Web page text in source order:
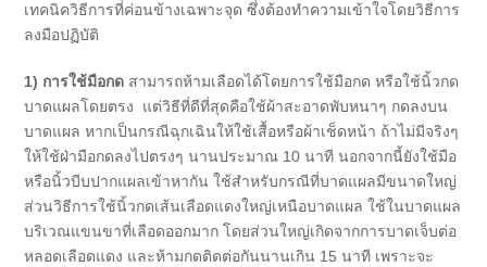
เทคนิควิธีการที่ค่อนข้างเฉพาะจุด ซึ่งต้องทำความเข้าใจโดยวิธีการ
ลงมือปฏิบัติ
1) การใช้มือกด สามารถห้ามเลือดได้โดยการใช้มือกด หรือใช้นิ้วกด
บาดแผลโดยตรง แต่วิธีที่ดีที่สุดคือใช้ผ้าสะอาดพับหนาๆ กดลงบน
บาดแผล หากเป็นกรณีฉุกเฉินให้ใช้เสื้อหรือผ้าเช็ดหน้า ถ้าไม่มีจริงๆ
ให้ใช้ฝ่ามือกดลงไปตรงๆ นานประมาณ 10 นาที นอกจากนี้ยังใช้มือ
หรือนิ้วบีบปากแผลเข้าหากัน ใช้สำหรับกรณีที่บาดแผลมีขนาดใหญ่
ส่วนวิธีการใช้นิ้วกดเส้นเลือดแดงใหญ่เหนือบาดแผล ใช้ในบาดแผล
บริเวณแขนขาที่เลือดออกมาก โดยส่วนใหญ่เกิดจากการบาดเจ็บต่อ
หลอดเลือดแดง และห้ามกดติดต่อกันนานเกิน 15 นาที เพราะจะ